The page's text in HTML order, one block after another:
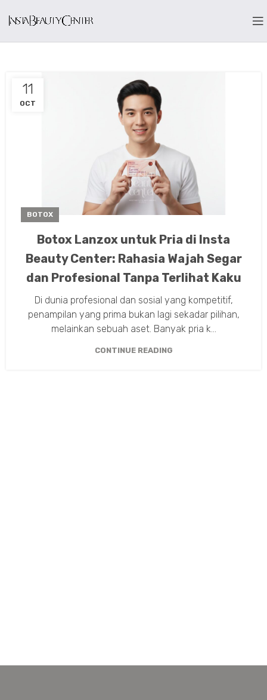
11
OCT
BOTOX
Botox Lanzox untuk Pria di Insta
Beauty Center: Rahasia Wajah Segar
dan Profesional Tanpa Terlihat Kaku
Di dunia profesional dan sosial yang kompetitif,
penampilan yang prima bukan lagi sekadar pilihan,
melainkan sebuah aset. Banyak pria k...
CONTINUE READING